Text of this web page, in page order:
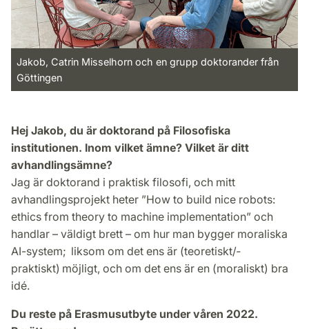
Jakob, Catrin Misselhorn och en grupp doktorander från
Göttingen
Hej Jakob, du är doktorand på Filosofiska
institutionen. Inom vilket ämne? Vilket är ditt
avhandlingsämne?
Jag är doktorand i praktisk filosofi, och mitt
avhandlingsprojekt heter ”How to build nice robots:
ethics from theory to machine implementation” och
handlar – väldigt brett – om hur man bygger moraliska
AI-system; liksom om det ens är (teoretiskt/­
praktiskt) möjligt, och om det ens är en (moraliskt) bra
idé.
Du reste på Erasmusutbyte under våren 2022.